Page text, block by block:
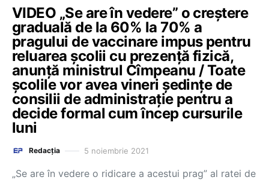
VIDEO „Se are în vedere” o creștere
graduală de la 60% la 70% a
pragului de vaccinare impus pentru
reluarea școlii cu prezență fizică,
anunță ministrul Cîmpeanu / Toate
școlile vor avea vineri ședințe de
consilii de administrație pentru a
decide formal cum încep cursurile
luni
Redacția 5 noiembrie 2021
„Se are în vedere o ridicare a acestui prag” al ratei de